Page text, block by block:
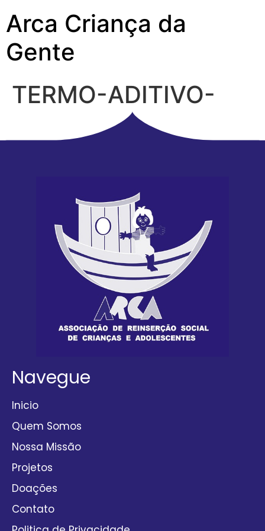
Arca Criança da
Gente
TERMO-ADITIVO-
Navegue
Inicio
Quem Somos
Nossa Missão
Projetos
Doações
Contato